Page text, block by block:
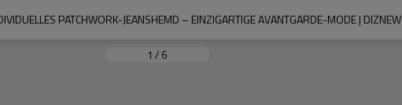
PATCHWORK-JEANSHEMD – EINZIGARTIGE AVANTGARDE-MODE | DIZNEW
1 / 6